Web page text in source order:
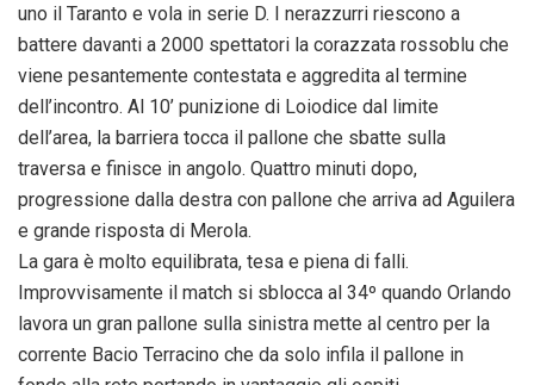
uno il Taranto e vola in serie D. I nerazzurri riescono a
battere davanti a 2000 spettatori la corazzata rossoblu che
viene pesantemente contestata e aggredita al termine
dell’incontro. Al 10’ punizione di Loiodice dal limite
dell’area, la barriera tocca il pallone che sbatte sulla
traversa e finisce in angolo. Quattro minuti dopo,
progressione dalla destra con pallone che arriva ad Aguilera
e grande risposta di Merola.
La gara è molto equilibrata, tesa e piena di falli.
Improvvisamente il match si sblocca al 34º quando Orlando
lavora un gran pallone sulla sinistra mette al centro per la
corrente Bacio Terracino che da solo infila il pallone in